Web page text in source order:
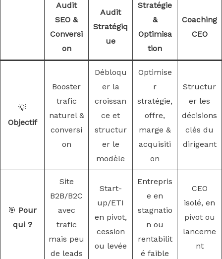
Audit
SEO &
Conversi
on
Audit
Stratégiq
ue
Stratégie
&
Optimisa
tion
Coaching
CEO
💡
Objectif
Booster
trafic
naturel &
conversi
on
Débloqu
er la
croissan
ce et
structur
er le
modèle
Optimise
r
stratégie,
offre,
marge &
acquisiti
on
Structur
er les
décisions
clés du
dirigeant
🎯 Pour
qui ?
Site
B2B/B2C
avec
trafic
mais peu
de leads
Start-
up/ETI
en pivot,
cession
ou levée
Entrepris
e en
stagnatio
n ou
rentabilit
é faible
CEO
isolé, en
pivot ou
lanceme
nt